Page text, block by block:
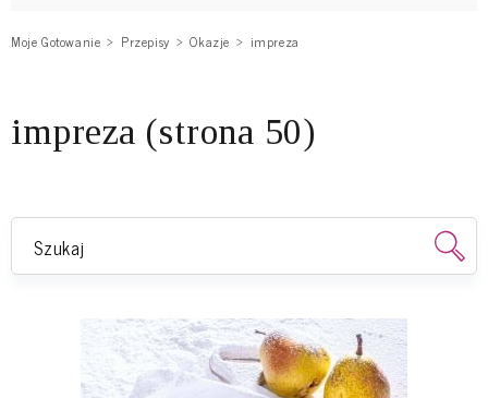
Moje Gotowanie Przepisy Okazje impreza
impreza (strona 50)